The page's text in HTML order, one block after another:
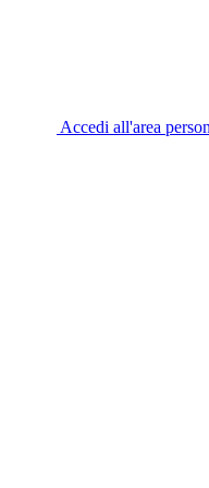
Accedi all'area